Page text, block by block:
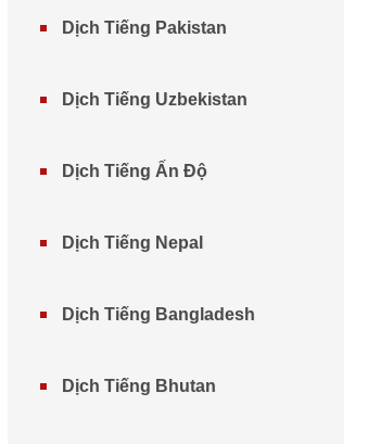
Dịch Tiếng Pakistan
Dịch Tiếng Uzbekistan
Dịch Tiếng Ấn Độ
Dịch Tiếng Nepal
Dịch Tiếng Bangladesh
Dịch Tiếng Bhutan